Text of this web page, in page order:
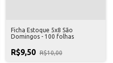
Ficha Estoque 5x8 São
Domingos - 100 folhas
R$9,50 R$10,00